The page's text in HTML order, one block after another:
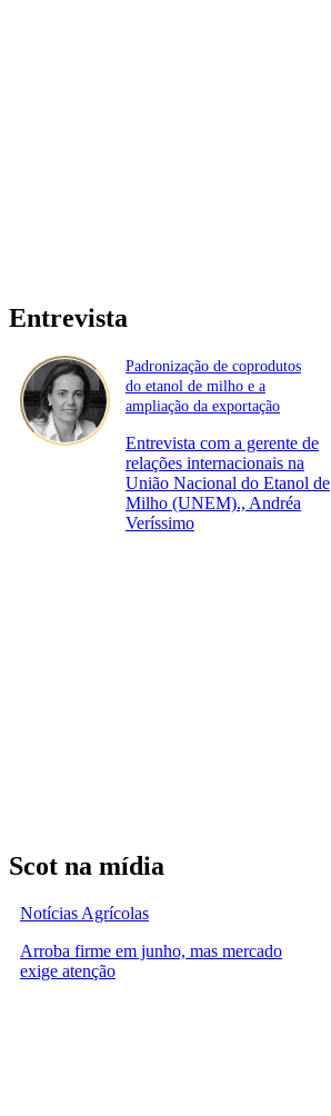
Entrevista
Padronização de coprodutos
do etanol de milho e a
ampliação da exportação
Entrevista com a gerente de
relações internacionais na
União Nacional do Etanol de
Milho (UNEM)., Andréa
Veríssimo
Scot na mídia
Notícias Agrícolas
Arroba firme em junho, mas mercado
exige atenção